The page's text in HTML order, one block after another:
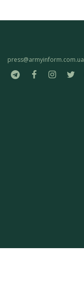
press@armyinform.com.ua